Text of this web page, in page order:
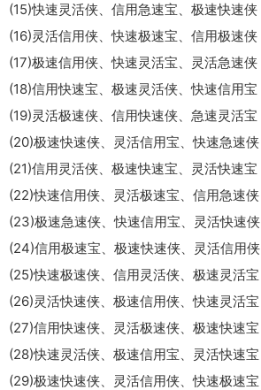
(15)快速灵活侠、信用急速宝、极速快速侠
(16)灵活信用侠、快速极速宝、信用极速侠
(17)极速信用侠、快速灵活宝、灵活急速侠
(18)信用快速宝、极速灵活侠、快速信用宝
(19)灵活极速侠、信用快速侠、急速灵活宝
(20)极速快速侠、灵活信用宝、快速急速侠
(21)信用灵活侠、极速快速宝、灵活快速宝
(22)快速信用侠、灵活极速宝、信用急速侠
(23)极速急速侠、快速信用宝、灵活快速侠
(24)信用极速宝、极速快速侠、灵活信用侠
(25)快速极速侠、信用灵活侠、极速灵活宝
(26)灵活快速侠、极速信用侠、快速灵活宝
(27)信用快速侠、灵活极速侠、极速快速宝
(28)快速灵活侠、极速信用宝、灵活快速宝
(29)极速快速侠、灵活信用侠、快速极速宝